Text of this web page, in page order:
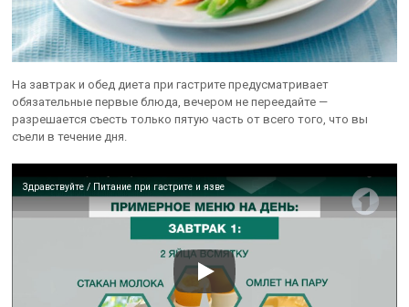
На завтрак и обед диета при гастрите предусматривает
обязательные первые блюда, вечером не переедайте —
разрешается съесть только пятую часть от всего того, что вы
съели в течение дня.
Здравствуйте / Питание при гастрите и язве